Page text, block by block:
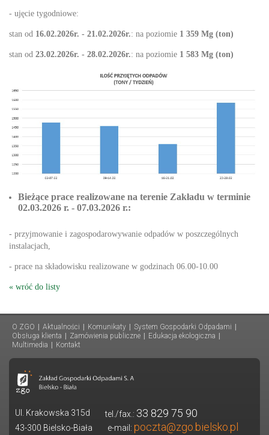
- ujęcie tygodniowe:
stan od 16.02.2026r. - 21.02.2026r.: na poziomie 1 359 Mg (ton)
stan od 23.02.2026r. - 28.02.2026r.: na poziomie 1 583 Mg (ton)
Bieżące prace realizowane na terenie Zakładu w terminie
02.03.2026 r. - 07.03.2026 r.:
- przyjmowanie i zagospodarowywanie odpadów w poszczególnych
instalacjach,
- prace na składowisku realizowane w godzinach 06.00-10.00
« wróć do listy
O ZGO | Aktualności | Komunikaty | System Gospodarki Odpadami |
Obsługa klienta | Zamówienia publiczne | Edukacja ekologiczna |
Multimedia | Kontakt
Ul. Krakowska 315d tel./fax.: 33 829 75 90
43-300 Bielsko-Biała e-mail: poczta@zgo.bielsko.pl